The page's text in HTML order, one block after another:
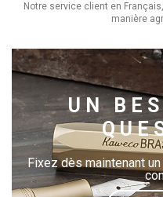
Notre service client en
manière
UN
Fixez dès maintenant